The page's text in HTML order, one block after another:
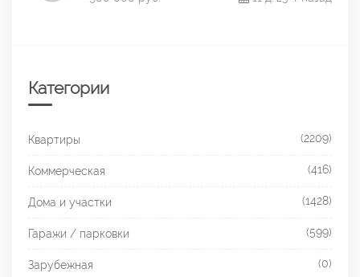
Категории
Квартиры (2209)
Коммерческая (416)
Дома и участки (1428)
Гаражи / парковки (599)
Зарубежная (0)